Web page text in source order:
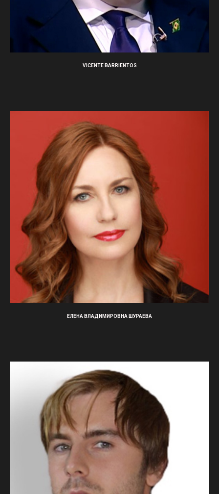
VICENTE BARRIENTOS
ЕЛЕНА ВЛАДИМИРОВНА ШУРАЕВА